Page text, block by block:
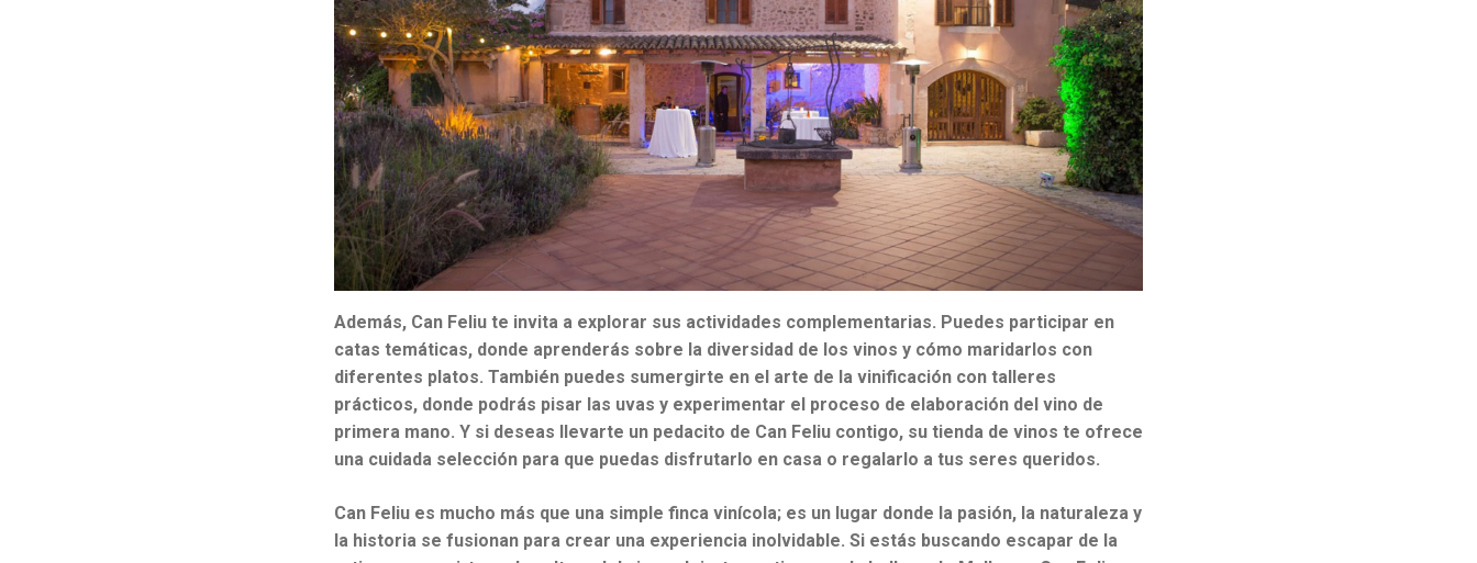
Además, Can Feliu te invita a explorar sus actividades complementarias. Puedes participar en
catas temáticas, donde aprenderás sobre la diversidad de los vinos y cómo maridarlos con
diferentes platos. También puedes sumergirte en el arte de la vinificación con talleres
prácticos, donde podrás pisar las uvas y experimentar el proceso de elaboración del vino de
primera mano. Y si deseas llevarte un pedacito de Can Feliu contigo, su tienda de vinos te ofrece
una cuidada selección para que puedas disfrutarlo en casa o regalarlo a tus seres queridos.
Can Feliu es mucho más que una simple finca vinícola; es un lugar donde la pasión, la naturaleza y
la historia se fusionan para crear una experiencia inolvidable. Si estás buscando escapar de la